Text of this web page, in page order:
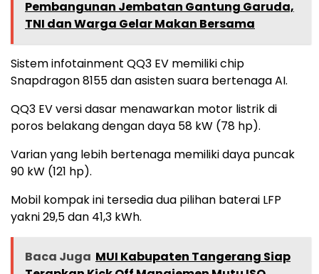
Pembangunan Jembatan Gantung Garuda,
TNI dan Warga Gelar Makan Bersama
Sistem infotainment QQ3 EV memiliki chip
Snapdragon 8155 dan asisten suara bertenaga AI.
QQ3 EV versi dasar menawarkan motor listrik di
poros belakang dengan daya 58 kW (78 hp).
Varian yang lebih bertenaga memiliki daya puncak
90 kW (121 hp).
Mobil kompak ini tersedia dua pilihan baterai LFP
yakni 29,5 dan 41,3 kWh.
Baca Juga MUI Kabupaten Tangerang Siap